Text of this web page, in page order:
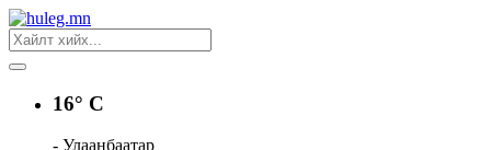
16° C
- Улаанбаатар